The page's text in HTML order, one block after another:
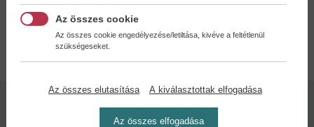
Adatok
Kötésmód:
Oldalszám:
Az összes cookie
Az összes cookie engedélyezése/letiltása, kivéve a feltétlenül
szükségeseket.
Az összes elutasítása A kiválasztottak elfogadása
Az összes elfogadása